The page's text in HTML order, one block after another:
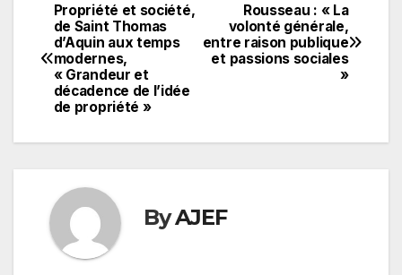
Navigation
de
l’article
Rousseau : « La
volonté générale,
entre raison publique
et passions sociales
»
Propriété et société,
de Saint Thomas
d’Aquin aux temps
modernes,
« Grandeur et
décadence de l’idée
de propriété »
ByAJEF